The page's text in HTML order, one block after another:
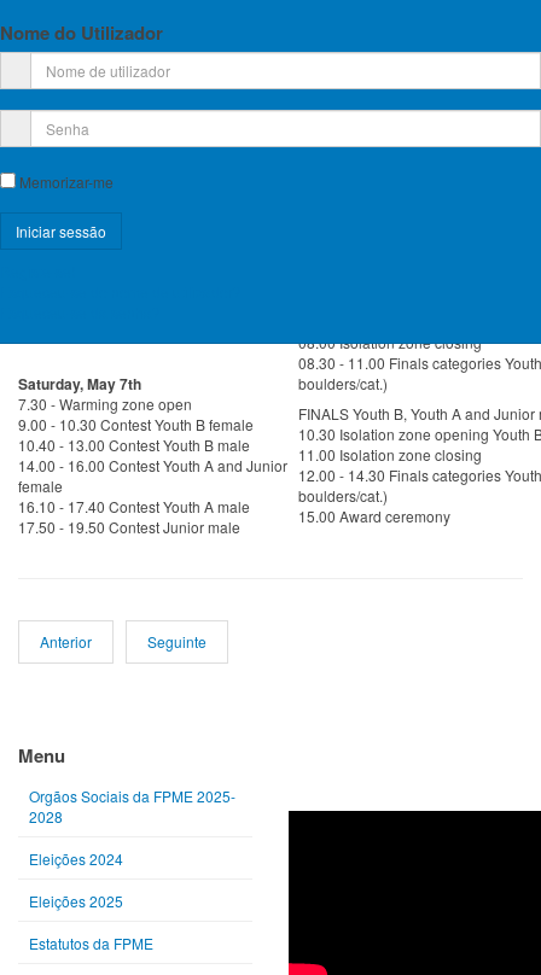
Nome do Utilizador
Memorizar-me
europeia de escalada em Portugal.
A prova integra o Calendário da IFSC de 2016 e faz parte do Campeonato
da Europa de Escalada de Bloco Jovens. Preve-se uma participação de
cerca de 150 atletas entre os 14 e os 19 anos acompanhado por cerca de
50 técnicos. A prova decorrerá no Pavilhão da Encosta do Sol. o Programa
Saturday, May 7th
7.30 - Warming zone open
9.00 - 10.30 Contest Youth B female
10.40 - 13.00 Contest Youth B male
14.00 - 16.00 Contest Youth A and Junior
female
16.10 - 17.40 Contest Youth A male
17.50 - 19.50 Contest Junior male
08.00 Isolation zone closing
08.30 - 11.00 Finals categories
boulders/cat.)
FINALS Youth B, Youth A and Junior
10.30 Isolation zone opening Youth
11.00 Isolation zone closing
12.00 - 14.30 Finals categories
boulders/cat.)
15.00 Award ceremony
Anterior Seguinte
Menu
Orgãos Sociais da FPME 2025-
2028
Eleições 2024
Eleições 2025
Estatutos da FPME